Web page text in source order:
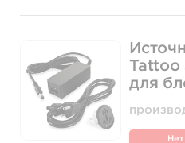
Tattoo
для